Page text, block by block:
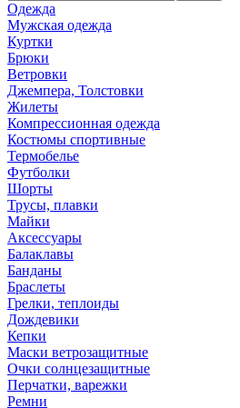
Одежда
Мужская одежда
Куртки
Брюки
Ветровки
Джемпера, Толстовки
Жилеты
Компрессионная одежда
Костюмы спортивные
Термобелье
Футболки
Шорты
Трусы, плавки
Майки
Аксессуары
Балаклавы
Банданы
Браслеты
Грелки, теплоиды
Дождевики
Кепки
Маски ветрозащитные
Очки солнцезащитные
Перчатки, варежки
Ремни